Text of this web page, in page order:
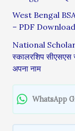
West Bengal
– PDF
National
स्कालरशिप सीएसएस
अपना नाम
WhatsApp